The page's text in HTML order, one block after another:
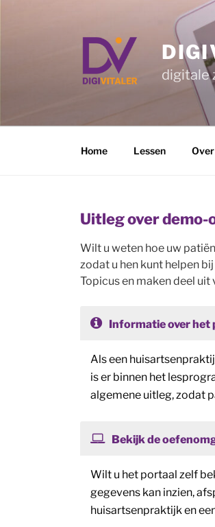
digitale
Home Lessen
Uitleg over demo-
Wilt u weten hoe uw
zodat u hen kunt helpen
Topicus en maken deel
Informatie over
Als een
is er binnen het
algemene uitleg, zodat
Bekijk de
Wilt u het portaal zelf
gegevens kan inzien,
huisartsenpraktijk en